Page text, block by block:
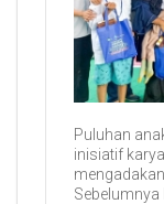
Puluhan
inisiatif